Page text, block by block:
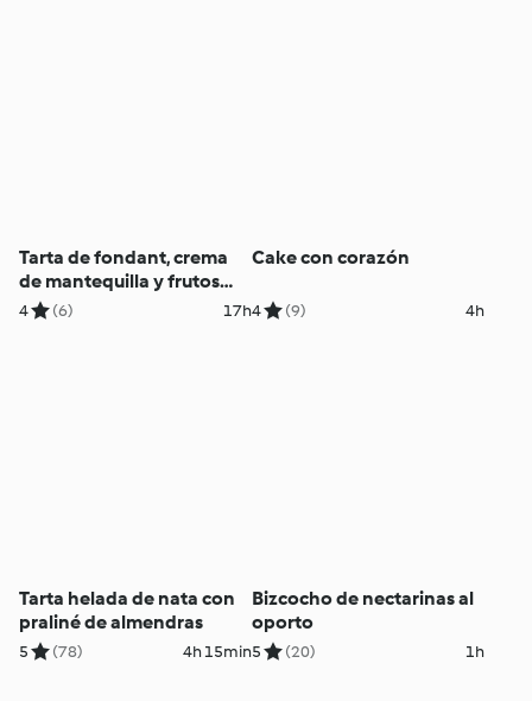
Tarta de fondant, crema
de mantequilla y frutos
rojos
4 (6) 17h
Cake con corazón
4 (9) 4h
Tarta helada de nata con
praliné de almendras
5 (78) 4h 15min
Bizcocho de nectarinas al
oporto
5 (20) 1h